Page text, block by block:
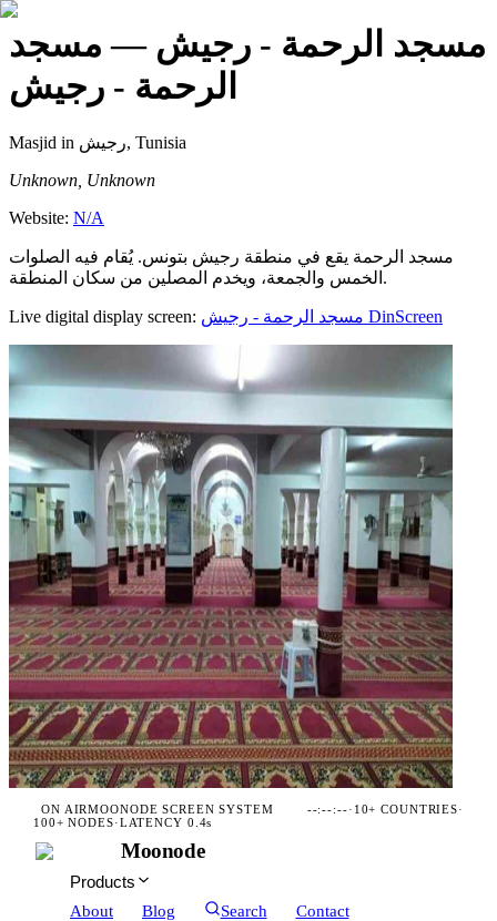
مسجد الرحمة - رجيش — مسجد
الرحمة - رجيش
Masjid
in رجيش, Tunisia
Unknown, Unknown
Website: N/A
مسجد الرحمة يقع في منطقة رجيش بتونس. يُقام فيه الصلوات
الخمس والجمعة، ويخدم المصلين من سكان المنطقة.
Live digital display screen: مسجد الرحمة - رجيش DinScreen
ON AIRMOONODE SCREEN SYSTEM --:--:--· 10+ COUNTRIES·
100+ NODES·LATENCY 0.4s
Moonode
Products
About
Blog Search Contact